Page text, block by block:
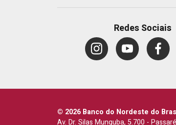
Redes Sociais
© 2026 Banco do Nordeste do
Av. Dr. Silas Munguba, 5.700 -